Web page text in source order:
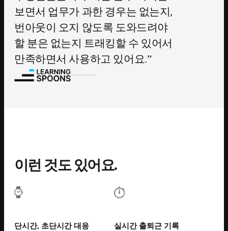
보면서 업무가 과한 경우는 없는지,
번아웃이 오지 않도록 도와드려야
할 분은 없는지 트래킹할 수 있어서
만족하면서 사용하고 있어요.
이런 것도 있어요.
단시간, 초단시간 대응 실시간 출퇴근 기록